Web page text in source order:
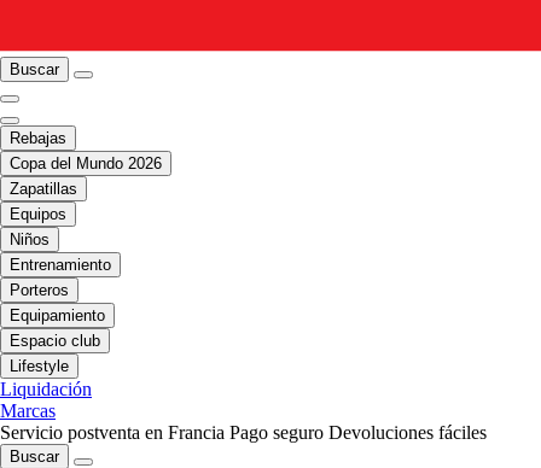
Buscar
Rebajas
Copa del Mundo 2026
Zapatillas
Equipos
Niños
Entrenamiento
Porteros
Equipamiento
Espacio club
Lifestyle
Liquidación
Marcas
Servicio postventa en Francia Pago seguro Devoluciones fáciles
Buscar